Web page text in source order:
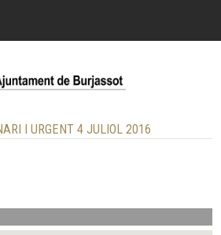
I URGENT 4 JULIOL 2016